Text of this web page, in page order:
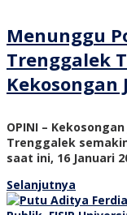
Menunggu
Trenggalek
OPINI –
Trenggalek
saat ini, 16 Januari
Selanjutnya